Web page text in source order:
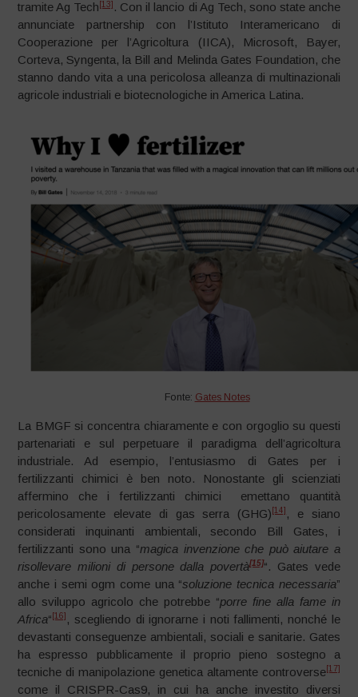
tramite Ag Tech [13] . Con il lancio di Ag Tech, sono state anche
annunciate partnership con l’Istituto Interamericano di
Cooperazione per l’Agricoltura (IICA), Microsoft, Bayer,
Corteva, Syngenta, la Bill and Melinda Gates Foundation, che
stanno dando vita a una pericolosa alleanza di multinazionali
agricole industriali e biotecnologiche in America Latina.
Fonte: Gates Notes
La BMGF si concentra chiaramente e con orgoglio su questi
partenariati e sul perpetuare il paradigma dell’agricoltura
industriale. Ad esempio, l’entusiasmo di Gates per i
fertilizzanti chimici è ben noto. Nonostante gli scienziati
affermino che i fertilizzanti chimici emettano quantità
pericolosamente elevate di gas serra (GHG) [14] , e siano
considerati inquinanti ambientali, secondo Bill Gates, i
fertilizzanti sono una “magica invenzione che può aiutare a
risollevare milioni di persone dalla povertà[15]“. Gates vede
anche i semi ogm come una “soluzione tecnica necessaria”
allo sviluppo agricolo che potrebbe “porre fine alla fame in
Africa“ [16] , scegliendo di ignorarne i noti fallimenti, nonché le
devastanti conseguenze ambientali, sociali e sanitarie. Gates
ha espresso pubblicamente il proprio pieno sostegno a
tecniche di manipolazione genetica altamente controverse[17]
come il CRISPR-Cas9, in cui ha anche investito diversi